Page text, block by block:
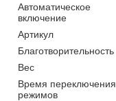
Автоматическое
включение
Артикул
Благотворительность
Вес
Время переключения
режимов